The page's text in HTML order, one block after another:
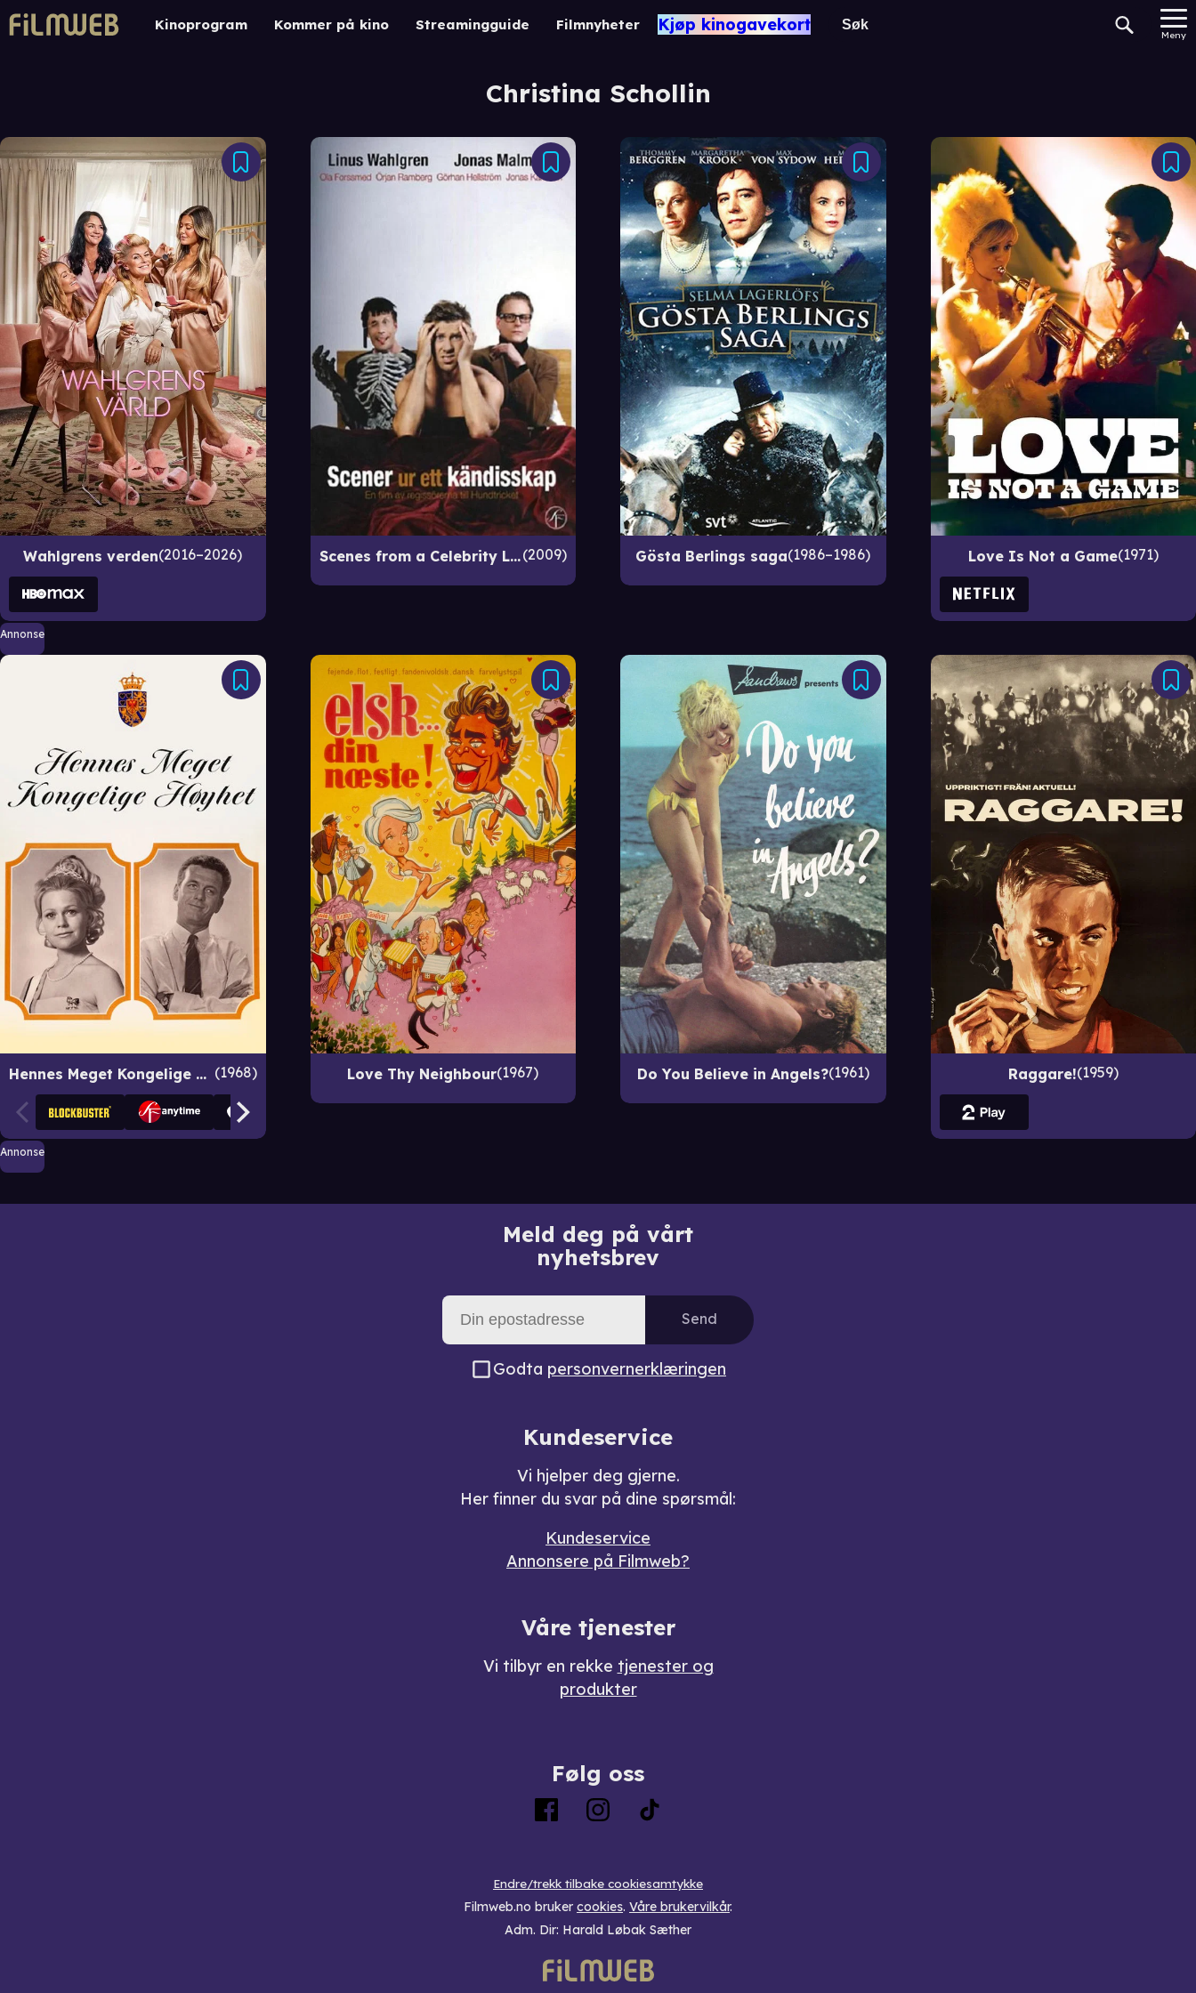
Kinoprogram Kommer på kino Streamingguide Filmnyheter Kjøp kinogavekort
Meny
Christina Schollin
Wahlgrens verden 2016–2026 Scenes from a Celebrity Life 2009 Gösta Berlings saga 1986–1986 Love Is Not a Game 1971
Annonse
Hennes Meget Kongelige Høyhet 1968 Love Thy Neighbour 1967 Do You Believe in Angels? 1961 Raggare! 1959
Annonse
Meld deg på vårt
nyhetsbrev
Send
Godta personvernerklæringen
Kundeservice
Vi hjelper deg gjerne.
Her finner du svar på dine spørsmål:
Kundeservice
Annonsere på Filmweb?
Våre tjenester
Vi tilbyr en rekke tjenester og
produkter
Følg oss
Endre/trekk tilbake cookiesamtykke
Filmweb.no bruker cookies. Våre brukervilkår.
Adm. Dir: Harald Løbak Sæther